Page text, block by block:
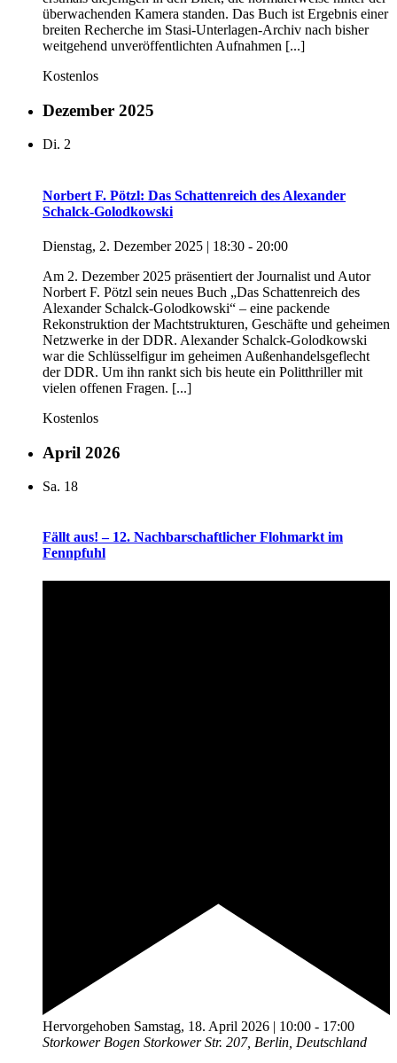
überwachenden Kamera standen. Das Buch ist Ergebnis einer
breiten Recherche im Stasi-Unterlagen-Archiv nach bisher
weitgehend unveröffentlichten Aufnahmen [...]
Kostenlos
Dezember 2025
Di. 2
Norbert F. Pötzl: Das Schattenreich des Alexander
Schalck-Golodkowski
Dienstag, 2. Dezember 2025 | 18:30 - 20:00
Am 2. Dezember 2025 präsentiert der Journalist und Autor
Norbert F. Pötzl sein neues Buch „Das Schattenreich des
Alexander Schalck-Golodkowski“ – eine packende
Rekonstruktion der Machtstrukturen, Geschäfte und geheimen
Netzwerke in der DDR. Alexander Schalck-Golodkowski
war die Schlüsselfigur im geheimen Außenhandelsgeflecht
der DDR. Um ihn rankt sich bis heute ein Politthriller mit
vielen offenen Fragen. [...]
Kostenlos
April 2026
Sa. 18
Fällt aus! – 12. Nachbarschaftlicher Flohmarkt im
Fennpfuhl
Hervorgehoben Samstag, 18. April 2026 | 10:00 - 17:00
Storkower Bogen Storkower Str. 207, Berlin, Deutschland